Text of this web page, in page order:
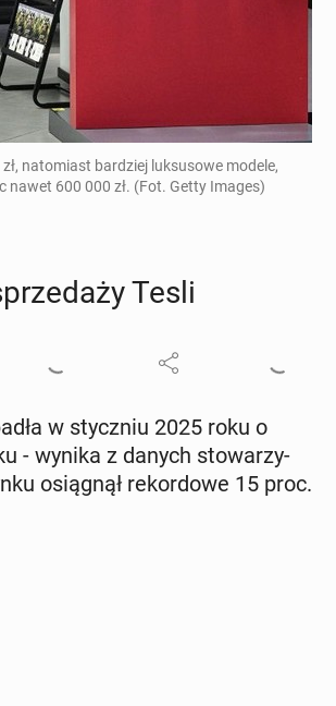
natomiast bardziej luksusowe modele,
nawet 600 000 zł. (Fot. Getty Images)
Tesli
w stycz­niu 2025 roku o
- wynika z danych sto­wa­rzy­
osią­gnął re­kor­do­we 15 proc.